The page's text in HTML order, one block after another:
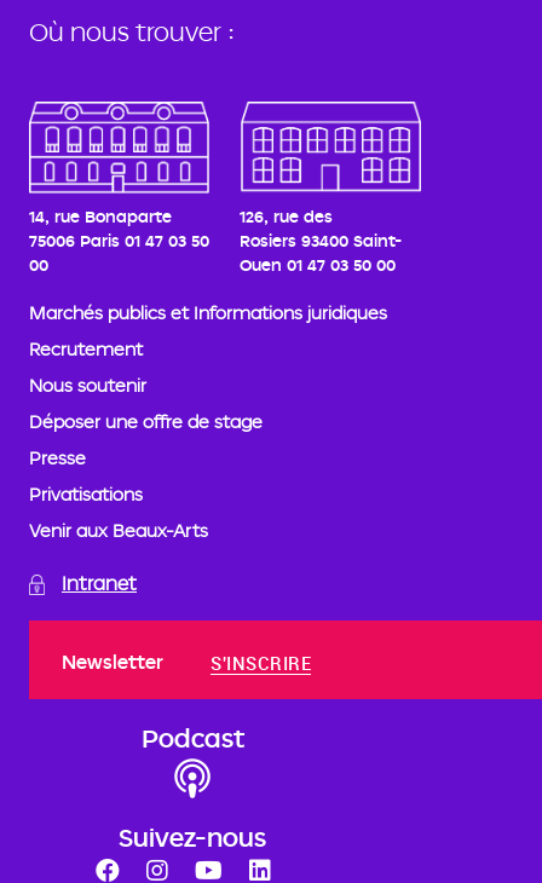
Où nous trouver :
14, rue Bonaparte
75006 Paris 01 47 03 50
00
126, rue des
Rosiers 93400 Saint-
Ouen 01 47 03 50 00
Marchés publics et Informations juridiques
Recrutement
Nous soutenir
Déposer une offre de stage
Presse
Privatisations
Venir aux Beaux-Arts
Intranet
Newsletter S'INSCRIRE
Podcast
Suivez-nous